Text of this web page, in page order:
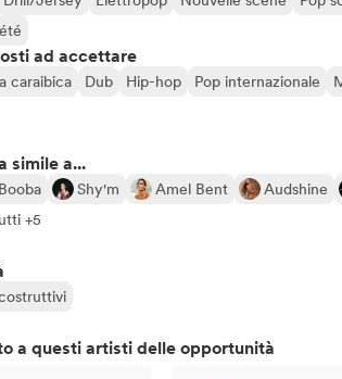
ad accettare
caraibica Dub Hip-hop Pop internazionale
simile a...
Booba Shy'm Amel Bent Audshine
+5
a questi artisti delle opportunità